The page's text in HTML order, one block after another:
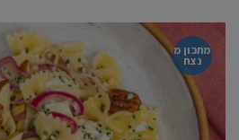
מתכון מ
נצח